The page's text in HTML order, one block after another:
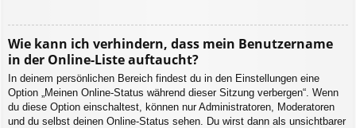
Wie kann ich verhindern, dass mein Benutzername
in der Online-Liste auftaucht?
In deinem persönlichen Bereich findest du in den Einstellungen eine
Option „Meinen Online-Status während dieser Sitzung verbergen“. Wenn
du diese Option einschaltest, können nur Administratoren, Moderatoren
und du selbst deinen Online-Status sehen. Du wirst dann als unsichtbarer